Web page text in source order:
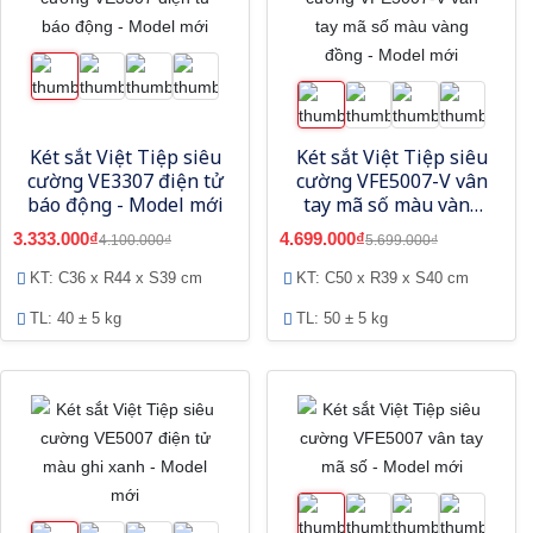
Két sắt Việt Tiệp siêu
cường VE3307 điện tử
báo động - Model mới
3.333.000₫4.100.000₫
KT: C36 x R44 x S39 cm
TL: 40 ± 5 kg
Két sắt Việt Tiệp siêu
cường VFE5007-V vân
tay mã số màu vàng
đồng - Model mới
4.699.000₫5.699.000₫
KT: C50 x R39 x S40 cm
TL: 50 ± 5 kg